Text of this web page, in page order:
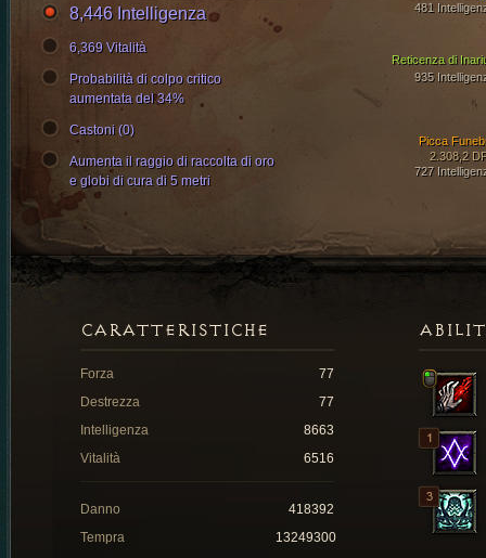
Reticenza di
935
Picca
2.308,2
727
481
8,446 Intelligenza
6,369 Vitalità
Probabilità di colpo critico
aumentata del 34%
Castoni (0)
Aumenta il raggio di raccolta di oro
e globi di cura di 5 metri
CARATTERISTICHE
Forza
77
Destrezza
77
Intelligenza
8663
Vitalità
6516
Danno
418392
Tempra
13249300